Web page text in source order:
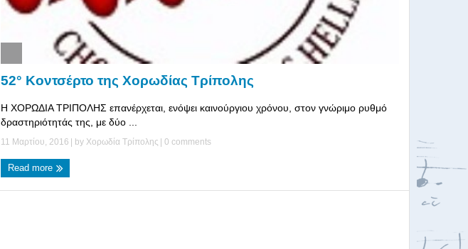
52° Κοντσέρτο της Χορωδίας Τρίπολης
Η ΧΟΡΩΔΙΑ ΤΡΙΠΟΛΗΣ επανέρχεται, ενόψει καινούργιου χρόνου, στον γνώριμο ρυθμό
δραστηριότητάς της, με δύο ...
11 Μαρτίου, 2016 | by Χορωδία Τρίπολης 0 comments
Read more